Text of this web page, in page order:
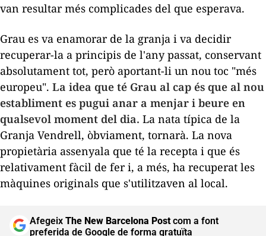
van resultar més complicades del que esperava.
Grau es va enamorar de la granja i va decidir
recuperar-la a principis de l'any passat, conservant
absolutament tot, però aportant-li un nou toc "més
europeu". La idea que té Grau al cap és que al nou
establiment es pugui anar a menjar i beure en
qualsevol moment del dia. La nata típica de la
Granja Vendrell, òbviament, tornarà. La nova
propietària assenyala que té la recepta i que és
relativament fàcil de fer i, a més, ha recuperat les
màquines originals que s'utilitzaven al local.
Afegeix The New Barcelona Postcom a font
preferida de Google de forma gratuïta